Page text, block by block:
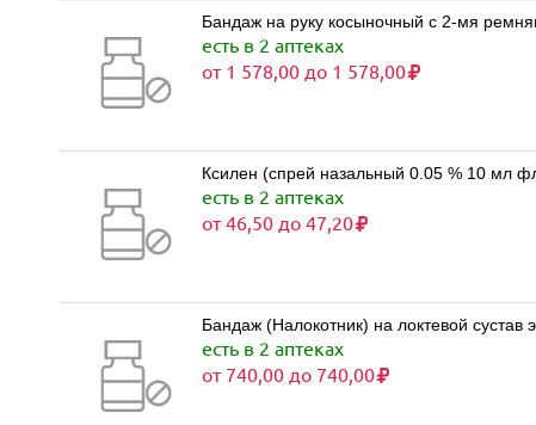
Бандаж на руку косыночный с 2-мя
есть в 2 аптеках
от 1 578,00 до 1 578,00
Ксилен (спрей назальный 0.05 % 10 мл
есть в 2 аптеках
от 46,50 до 47,20
Бандаж (Налокотник) на локтевой
есть в 2 аптеках
от 740,00 до 740,00